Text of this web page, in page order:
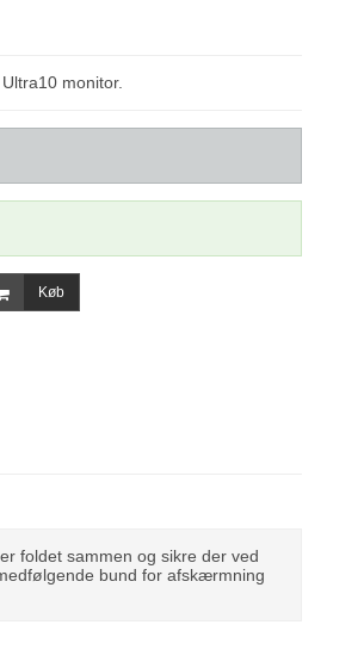
monitor.
Køb
foldet sammen og sikre der ved
bund for afskærmning